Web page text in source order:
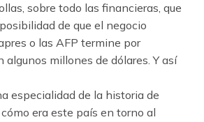
sobre todo las financieras, que
de que el negocio
o las AFP termine por
algunos millones de dólares. Y así
especialidad de la historia de
era este país en torno al